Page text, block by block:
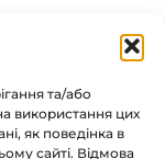
та/або
використання цих
як поведінка в
сайті. Відмова